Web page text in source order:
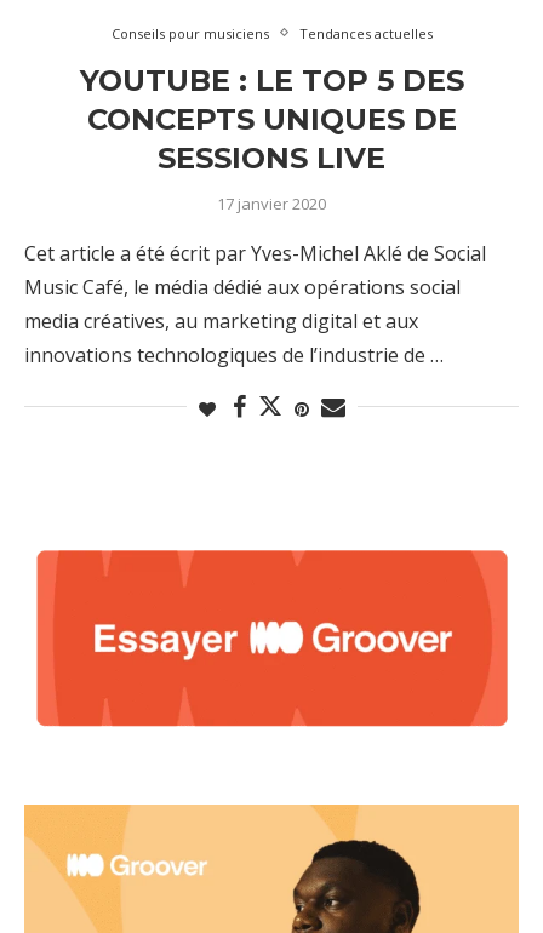
Conseils pour musiciens Tendances actuelles
YOUTUBE : LE TOP 5 DES
CONCEPTS UNIQUES DE
SESSIONS LIVE
17 janvier 2020
Cet article a été écrit par Yves-Michel Aklé de Social
Music Café, le média dédié aux opérations social
media créatives, au marketing digital et aux
innovations technologiques de l’industrie de …